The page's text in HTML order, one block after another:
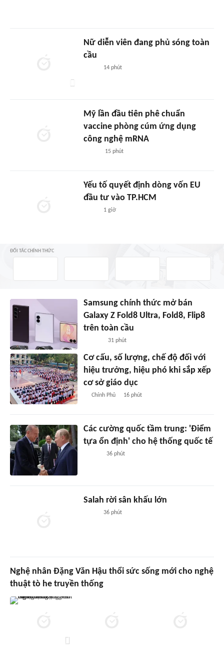
Nữ diễn viên đang phủ sóng toàn
cầu
14 phút
Mỹ lần đầu tiên phê chuẩn
vaccine phòng cúm ứng dụng
công nghệ mRNA
15 phút
Yếu tố quyết định dòng vốn EU
đầu tư vào TP.HCM
1 giờ
ĐỐI TÁC CHÍNH THỨC
Samsung chính thức mở bán
Galaxy Z Fold8 Ultra, Fold8, Flip8
trên toàn cầu
31 phút
Cơ cấu, số lượng, chế độ đối với
hiệu trưởng, hiệu phó khi sắp xếp
cơ sở giáo dục
Chính Phủ 16 phút
Các cường quốc tầm trung: 'Điểm
tựa ổn định' cho hệ thống quốc tế
36 phút
Salah rời sân khấu lớn
36 phút
Nghệ nhân Đặng Văn Hậu thổi sức sống mới cho nghệ
thuật tò he truyền thống